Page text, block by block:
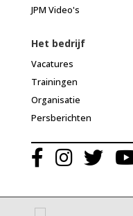
JPM Video's
Het bedrijf
Vacatures
Trainingen
Organisatie
Persberichten